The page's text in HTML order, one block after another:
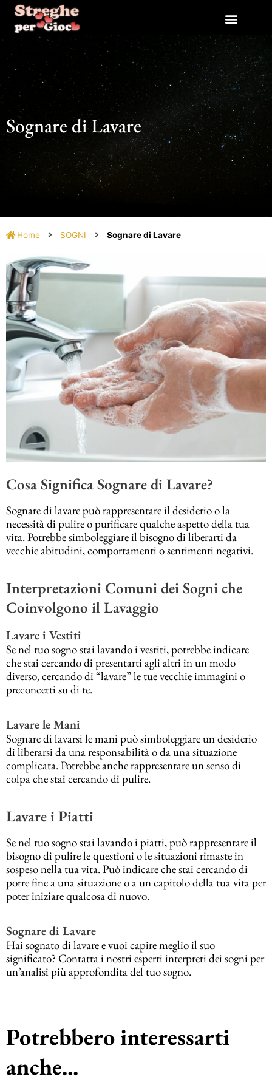
contenuto
Sognare di Lavare
Home SOGNI Sognare di Lavare
Cosa Significa Sognare di Lavare?
Sognare di lavare può rappresentare il desiderio o la
necessità di pulire o purificare qualche aspetto della tua
vita. Potrebbe simboleggiare il bisogno di liberarti da
vecchie abitudini, comportamenti o sentimenti negativi.
Interpretazioni Comuni dei Sogni che
Coinvolgono il Lavaggio
Lavare i Vestiti
Se nel tuo sogno stai lavando i vestiti, potrebbe indicare
che stai cercando di presentarti agli altri in un modo
diverso, cercando di “lavare” le tue vecchie immagini o
preconcetti su di te.
Lavare le Mani
Sognare di lavarsi le mani può simboleggiare un desiderio
di liberarsi da una responsabilità o da una situazione
complicata. Potrebbe anche rappresentare un senso di
colpa che stai cercando di pulire.
Lavare i Piatti
Se nel tuo sogno stai lavando i piatti, può rappresentare il
bisogno di pulire le questioni o le situazioni rimaste in
sospeso nella tua vita. Può indicare che stai cercando di
porre fine a una situazione o a un capitolo della tua vita per
poter iniziare qualcosa di nuovo.
Sognare di Lavare
Hai sognato di lavare e vuoi capire meglio il suo
significato? Contatta i nostri esperti interpreti dei sogni per
un’analisi più approfondita del tuo sogno.
Potrebbero interessarti
anche...